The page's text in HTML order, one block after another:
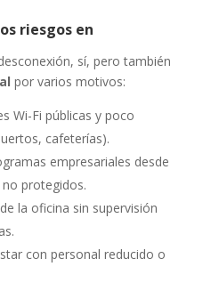
riesgos en
sí, pero también
por varios motivos:
Wi-Fi públicas y poco
cafeterías).
empresariales desde
protegidos.
la oficina sin supervisión
con personal reducido o